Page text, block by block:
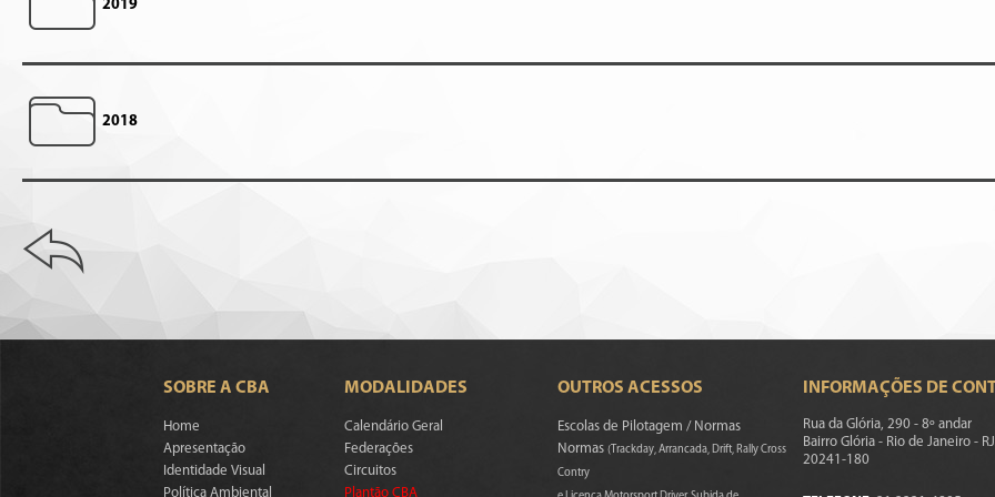
2019
2018
SOBRE A CBA
Home
Apresentação
Identidade Visual
Política Ambiental
MODALIDADES
Calendário Geral
Federações
Circuitos
Plantão CBA
OUTROS ACESSOS
Escolas de Pilotagem / Normas
Normas(Trackday, Arrancada, Drift, Rally Cross
Contry
INFORMAÇÕES DE
Rua da Glória, 290 - 8º andar
Bairro Glória - Rio de Janeiro - RJ
20241-180